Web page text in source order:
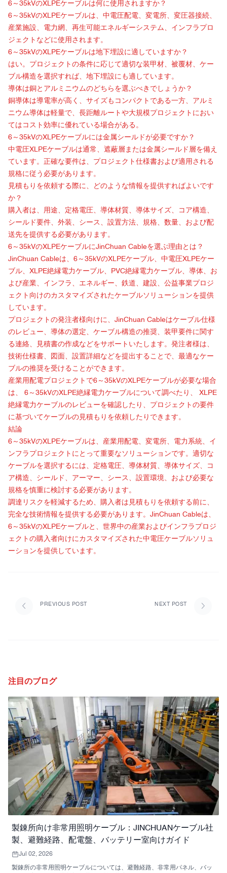
6～35kVのXLPEケーブルは何に使用されますか？
6～35kVのXLPEケーブルは、中電圧配電、変電所、変圧器接続、
産業施設、電力網、再生可能エネルギーシステム、インフラプロ
ジェクトなどに使用されます。
6～35kVのXLPEケーブルは地下埋設に適していますか？
はい。プロジェクトの条件に応じて適切な装甲材、被覆材、ケー
ブル構造を選択すれば、地下埋設にも適しています。
導体は銅とアルミニウムのどちらを選ぶべきでしょうか？
銅導体は導電率が高く、サイズもコンパクトである一方、アルミ
ニウム導体は軽量で、長距離ルートや大規模プロジェクトにおい
てはコスト効率に優れている場合がある。
6～35kVのXLPEケーブルには金属シールドが必要ですか？
中電圧XLPEケーブルは通常、遮蔽層または金属シールド層を備え
ています。正確な要件は、プロジェクト仕様書および適用される
規格に従う必要があります。
見積もりを依頼する際に、どのような情報を提供すればよいです
か？
購入者は、用途、定格電圧、導体材質、導体サイズ、コア構造、
シールド要件、外装、シース、設置方法、規格、数量、および配
送先を提供する必要があります。
6～35kVのXLPEケーブルにJinChuan Cableを選ぶ理由とは？
JinChuan Cableは、6～35kVのXLPEケーブル、中電圧XLPEケー
ブル、XLPE絶縁電力ケーブル、PVC絶縁電力ケーブル、導体、お
よび産業、インフラ、エネルギー、鉄道、建設、公益事業プロジ
ェクト向けのカスタマイズされたケーブルソリューションを提供
しています。
プロジェクトの発注者様向けに、JinChuan Cableはケーブル仕様
のレビュー、導体の選定、ケーブル構造の推奨、装甲要件に関す
る連絡、見積書の作成などをサポートいたします。発注者様は、
技術仕様書、図面、設置詳細などを提出することで、最適なケー
ブルの推奨を受けることができます。
産業用配電プロジェクトで6～35kVのXLPEケーブルが必要な場合
は、 6～35kVのXLPE絶縁電力ケーブルについて調べたり、 XLPE
絶縁電力ケーブルの レビューを確認したり、プロジェクトの要件
に基づいてケーブルの見積もりを依頼したりできます 。
結論
6～35kVのXLPEケーブルは、産業用配電、変電所、電力系統、イ
ンフラプロジェクトにとって重要なソリューションです。適切な
ケーブルを選択するには、定格電圧、導体材質、導体サイズ、コ
ア構造、シールド、アーマー、シース、設置環境、および必要な
規格を慎重に検討する必要があります。
調達リスクを軽減するため、購入者は見積もりを依頼する前に、
完全な技術情報を提供する必要があります。JinChuan Cableは、
6～35kVのXLPEケーブルと、世界中の産業およびインフラプロジ
ェクトの購入者向けにカスタマイズされた中電圧ケーブルソリュ
ーションを提供しています。
PREVIOUS POST NEXT POST
注目のブログ
製錬所向け非常用照明ケーブル：JINCHUANケーブル社
製、避難経路、配電盤、バッテリー室向けガイド
Jul 02, 2026
製錬所の非常用照明ケーブルについては、避難経路、非常用パネル、バッ